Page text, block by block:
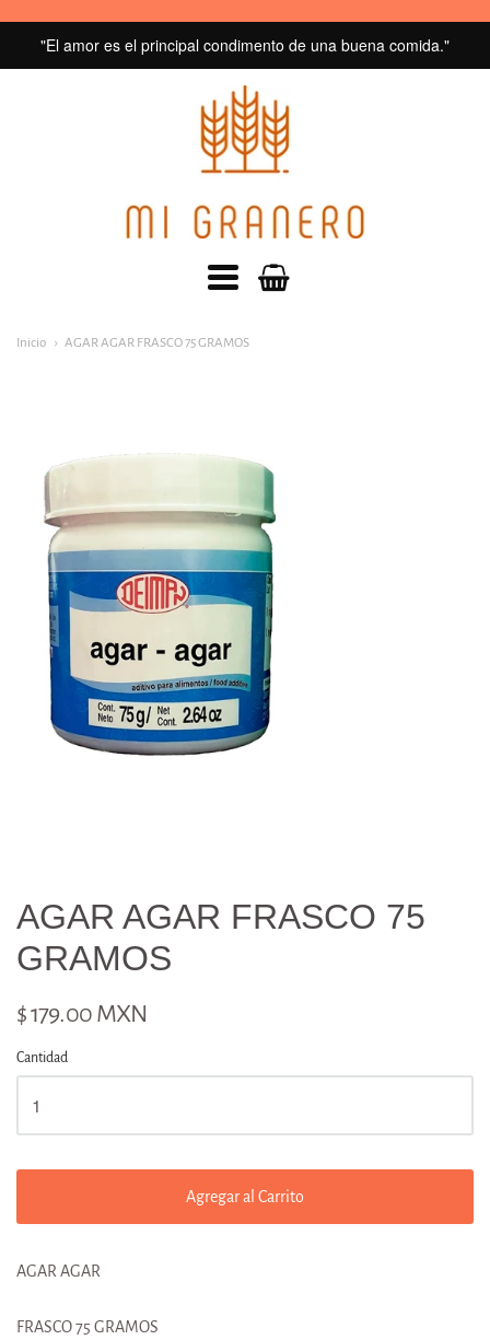
"El amor es el principal condimento de una buena comida."
Menú
Inicio AGAR AGAR FRASCO 75 GRAMOS
AGAR AGAR FRASCO 75
GRAMOS
$ 179.00 MXN
Cantidad
Agregar al Carrito
AGAR AGAR
FRASCO 75 GRAMOS